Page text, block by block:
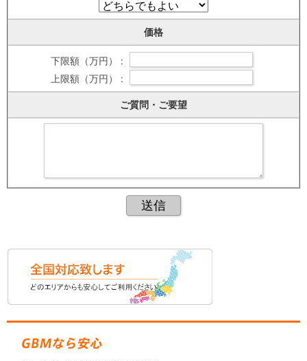
価格
下限額（万円） :
上限額（万円） :
ご質問・ご要望